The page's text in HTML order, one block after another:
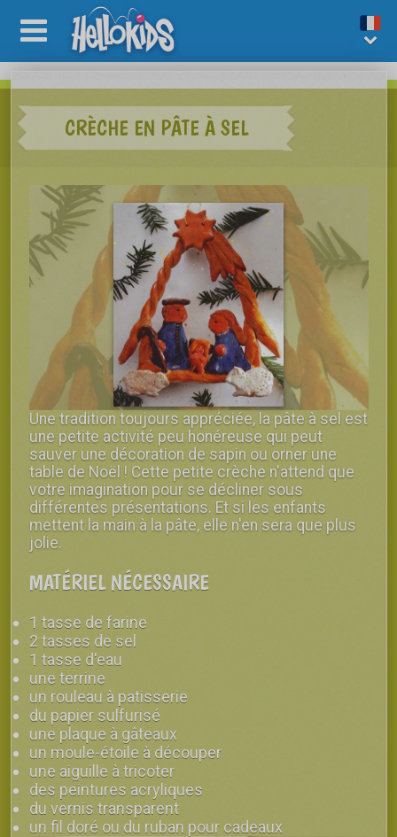
CRÈCHE EN PÂTE À SEL
Une tradition toujours appréciée, la pâte à sel est
une petite activité peu honéreuse qui peut
sauver une décoration de sapin ou orner une
table de Noël ! Cette petite crèche n'attend que
votre imagination pour se décliner sous
différentes présentations. Et si les enfants
mettent la main à la pâte, elle n'en sera que plus
jolie.
MATÉRIEL NÉCESSAIRE
1 tasse de farine
2 tasses de sel
1 tasse d'eau
une terrine
un rouleau à patisserie
du papier sulfurisé
une plaque à gâteaux
un moule-étoile à découper
une aiguille à tricoter
des peintures acryliques
du vernis transparent
un fil doré ou du ruban pour cadeaux